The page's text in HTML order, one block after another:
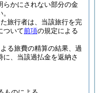
らかにされない部分の金
旅行者は、当該旅行を完
ついて前項の規定による
る旅費の精算の結果、過
、当該過払金を返納さ